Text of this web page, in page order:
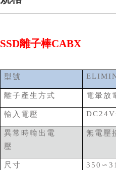
SSD離子棒CABX
型號
離子產生方式 電暈放
輸入電壓
異常時輸出電
壓
無電壓
尺寸 350 ∽